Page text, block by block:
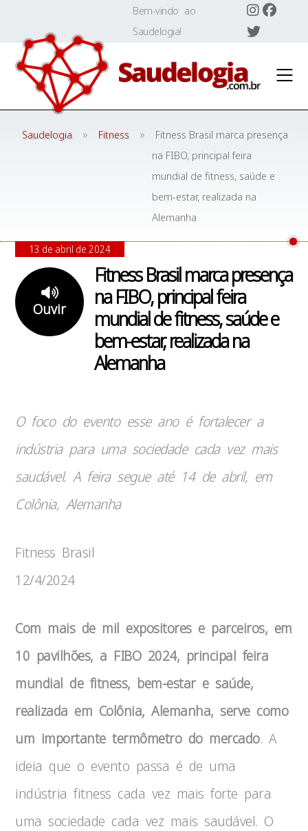
content
Bem-vindo ao
Saudelogia!
Saudelogia » Fitness »
Fitness Brasil marca presença
na FIBO, principal feira
mundial de fitness, saúde e
bem-estar, realizada na
Alemanha
Fitness Brasil marca presença
na FIBO, principal feira
mundial de fitness, saúde e
bem-estar, realizada na
Alemanha
Ouvir
13 de abril de 2024
O foco do evento esse ano é fortalecer a
indústria para uma sociedade cada vez mais
saudável. A feira segue até 14 de abril, em
Colônia, Alemanha
Fitness Brasil
12/4/2024
Com mais de mil expositores e parceiros, em
10 pavilhões, a FIBO 2024, principal feira
mundial de fitness, bem-estar e saúde,
realizada em Colônia, Alemanha, serve como
um importante termômetro do mercado. A
ideia que o evento passa é de uma
indústria fitness cada vez mais forte para
uma sociedade cada vez mais saudável. O